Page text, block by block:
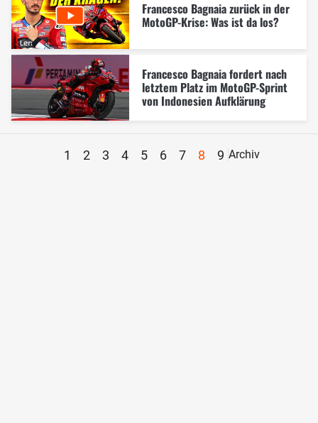
Francesco Bagnaia zurück in der
MotoGP-Krise: Was ist da los?
Francesco Bagnaia fordert nach
letztem Platz im MotoGP-Sprint
von Indonesien Aufklärung
1 2 3 4 5 6 7 8 9 Archiv